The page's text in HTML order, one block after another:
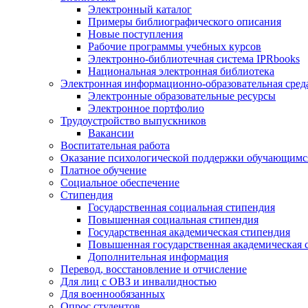
Электронный каталог
Примеры библиографического описания
Новые поступления
Рабочие программы учебных курсов
Электронно-библиотечная система IPRbooks
Национальная электронная библиотека
Электронная информационно-образовательная
Электронные образовательные ресурсы
Электронное портфолио
Трудоустройство выпускников
Вакансии
Воспитательная работа
Оказание психологической поддержки
Платное обучение
Социальное обеспечение
Стипендия
Государственная социальная стипендия
Повышенная социальная стипендия
Государственная академическая стипендия
Повышенная государственная академическая
Дополнительная информация
Перевод, восстановление и отчисление
Для лиц с ОВЗ и инвалидностью
Для военнообязанных